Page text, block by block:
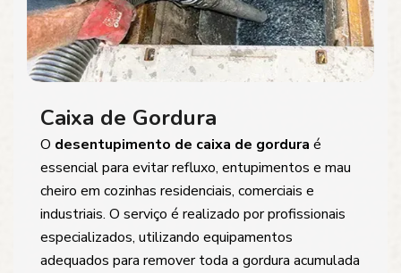
Caixa de Gordura
O desentupimento de caixa de gordura é
essencial para evitar refluxo, entupimentos e mau
cheiro em cozinhas residenciais, comerciais e
industriais. O serviço é realizado por profissionais
especializados, utilizando equipamentos
adequados para remover toda a gordura acumulada